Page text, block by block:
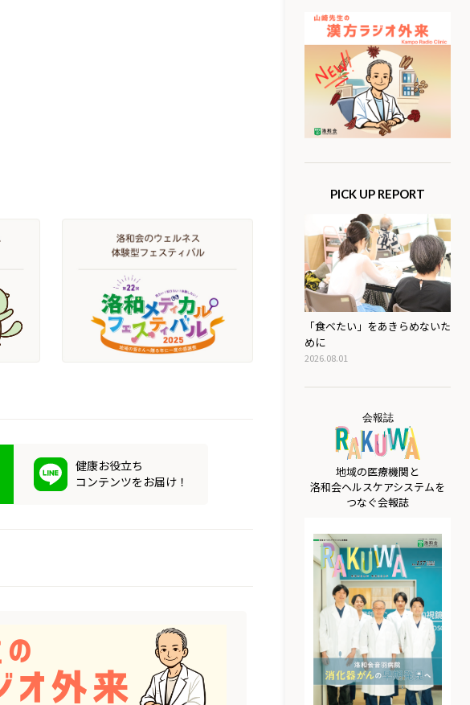
健康お役立ち
コンテンツをお届け！
PICK UP REPORT
「食べたい」をあきらめないた
めに
2026.08.01
会報誌
地域の医療機関と
洛和会ヘルスケアシステムを
つなぐ会報誌